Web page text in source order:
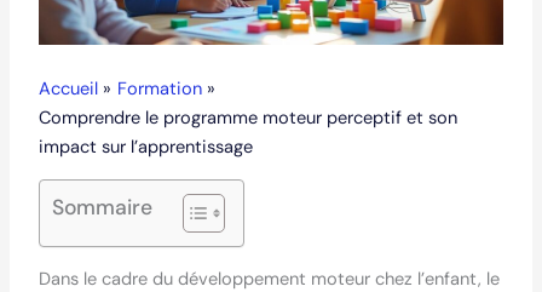
Accueil
Formation
Comprendre le programme moteur perceptif et son
impact sur l’apprentissage
Sommaire
Dans le cadre du développement moteur chez l’enfant, le